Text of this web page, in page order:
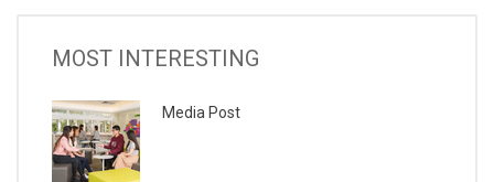
MOST INTERESTING
Media Post